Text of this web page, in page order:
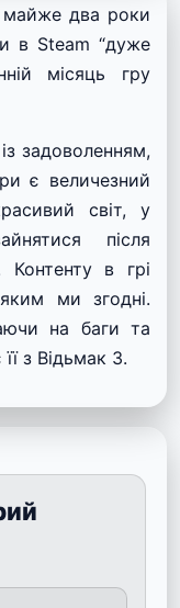
майже два роки
в Steam “дуже
місяць гру
задоволенням,
є величезний
світ, у
після
Контенту в грі
ми згодні.
на баги та
з Відьмак 3.